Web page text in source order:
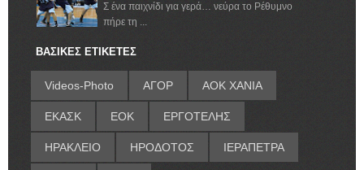
Σ ένα παιχνίδι για γερά… νεύρα το Ρέθυμνο
πήρε τη ...
ΒΑΣΙΚΕΣ ΕΤΙΚΕΤΕΣ
Videos-Photo ΑΓΟΡ ΑΟΚ ΧΑΝΙΑ
ΕΚΑΣΚ ΕΟΚ ΕΡΓΟΤΕΛΗΣ
ΗΡΑΚΛΕΙΟ ΗΡΟΔΟΤΟΣ ΙΕΡΑΠΕΤΡΑ